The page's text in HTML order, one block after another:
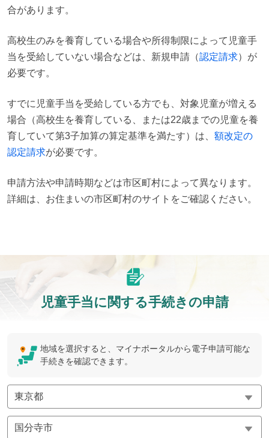
合があります。
高校生のみを養育している場合や所得制限によって児童手
当を受給していない場合などは、新規申請（認定請求）が
必要です。
すでに児童手当を受給している方でも、対象児童が増える
場合（高校生を養育している、または22歳までの児童を養
育していて第3子加算の算定基準を満たす）は、 額改定の
認定請求が必要です。
申請方法や申請時期などは市区町村によって異なります。
詳細は、お住まいの市区町村のサイトをご確認ください。
児童手当に関する手続きの申請
地域を選択すると、マイナポータルから電子申請可能な
手続きを確認できます。